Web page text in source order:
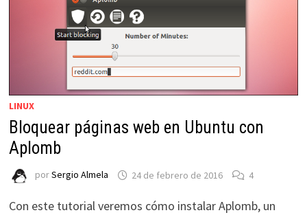
LINUX
Bloquear páginas web en Ubuntu con
Aplomb
porSergio Almela 24 de febrero de 2016 4
Con este tutorial veremos cómo instalar Aplomb, un